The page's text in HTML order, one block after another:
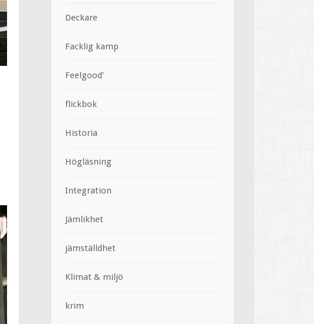
Deckare
Facklig kamp
Feelgood'
flickbok
Historia
Högläsning
Integration
Jämlikhet
jämställdhet
Klimat & miljö
krim